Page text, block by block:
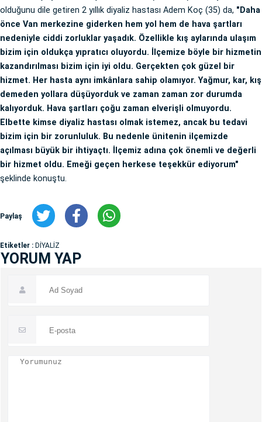
olduğunu dile getiren 2 yıllık diyaliz hastası Adem Koç (35) da, "Daha
önce Van merkezine giderken hem yol hem de hava şartları
nedeniyle ciddi zorluklar yaşadık. Özellikle kış aylarında ulaşım
bizim için oldukça yıpratıcı oluyordu. İlçemize böyle bir hizmetin
kazandırılması bizim için iyi oldu. Gerçekten çok güzel bir
hizmet. Her hasta aynı imkânlara sahip olamıyor. Yağmur, kar, kış
demeden yollara düşüyorduk ve zaman zaman zor durumda
kalıyorduk. Hava şartları çoğu zaman elverişli olmuyordu.
Elbette kimse diyaliz hastası olmak istemez, ancak bu tedavi
bizim için bir zorunluluk. Bu nedenle ünitenin ilçemizde
açılması büyük bir ihtiyaçtı. İlçemiz adına çok önemli ve değerli
bir hizmet oldu. Emeği geçen herkese teşekkür ediyorum"
şeklinde konuştu.
Paylaş
Etiketler : DİYALİZ
YORUM YAP